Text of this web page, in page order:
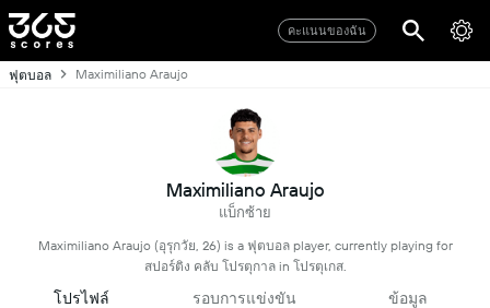
คะแนนของฉัน
ฟุตบอล Maximiliano Araujo
Maximiliano Araujo
แบ็กซ้าย
Maximiliano Araujo (อุรุกวัย, 26) is a ฟุตบอล player, currently playing for
สปอร์ติง คลับ โปรตุกาล in โปรตุเกส.
โปรไฟล์ รอบการแข่งขัน ข้อมูล